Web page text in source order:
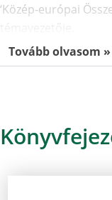
‘Közép-európai
Tovább olvasom »